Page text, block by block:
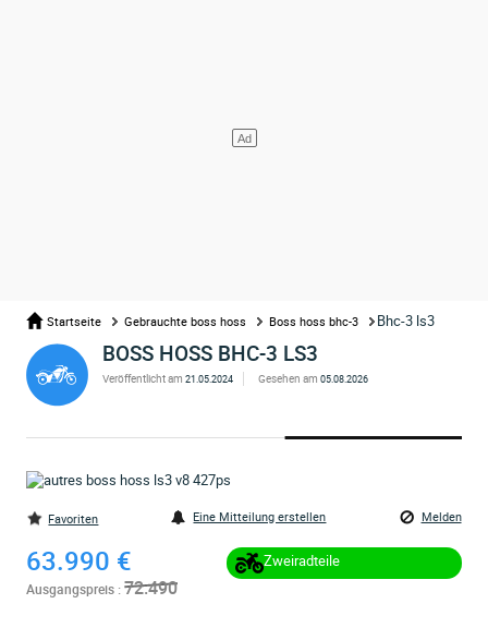
Startseite Gebrauchte boss hoss Boss hoss bhc-3 Bhc-3 ls3
BOSS HOSS BHC-3 LS3
Veröffentlicht am 21.05.2024 Gesehen am 05.08.2026
Favoriten Eine Mitteilung erstellen Melden
63.990 €
Ausgangspreis :72.490
Zweiradteile